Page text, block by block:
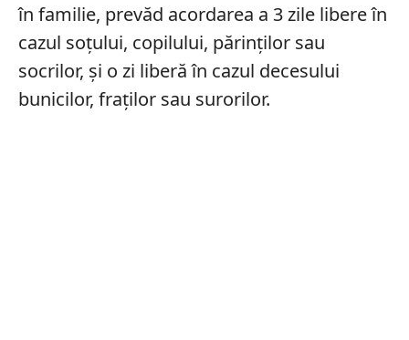
în familie, prevăd acordarea a 3 zile libere în
cazul soțului, copilului, părinților sau
socrilor, și o zi liberă în cazul decesului
bunicilor, fraților sau surorilor.